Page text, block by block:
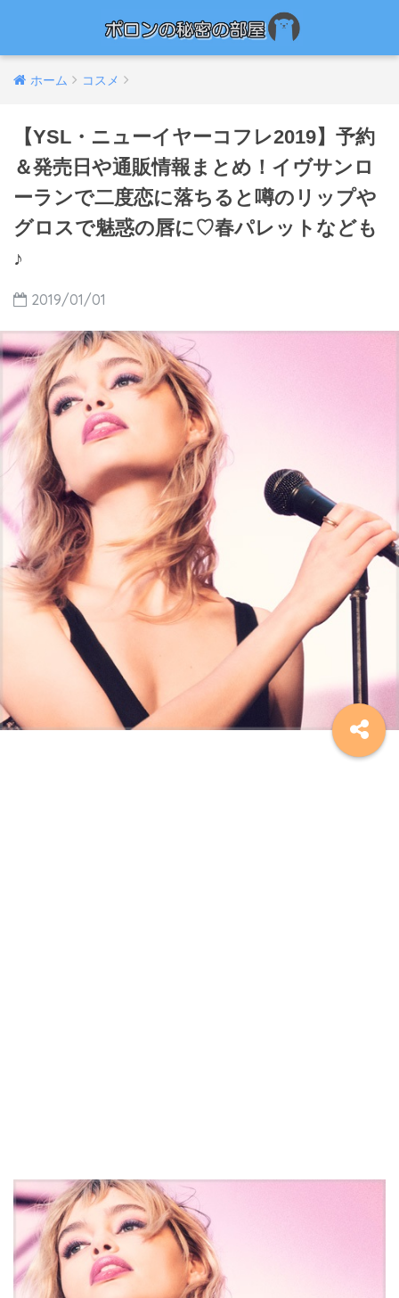
ホーム コスメ
【YSL・ニューイヤーコフレ2019】予約
＆発売日や通販情報まとめ！イヴサンロ
ーランで二度恋に落ちると噂のリップや
グロスで魅惑の唇に♡春パレットなども
♪
2019/01/01